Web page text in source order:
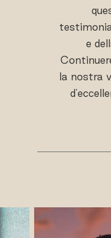
e
la nostra